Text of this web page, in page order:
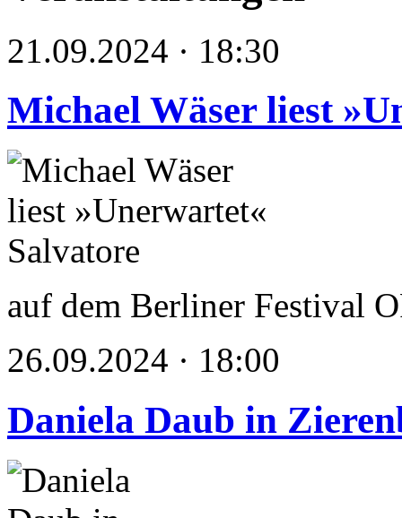
21.09.2024 · 18:30
Michael Wäser liest
auf dem Berliner Festival
26.09.2024 · 18:00
Daniela Daub in